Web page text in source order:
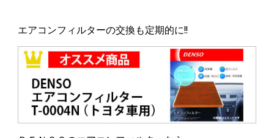
エアコンフィルターの交換も定期的に!!